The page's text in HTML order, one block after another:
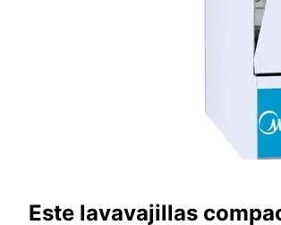
Este lavavajillas